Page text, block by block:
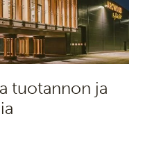
tuotannon ja